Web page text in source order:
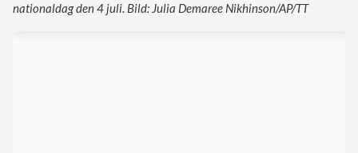
nationaldag den 4 juli. Bild: Julia Demaree Nikhinson/AP/TT